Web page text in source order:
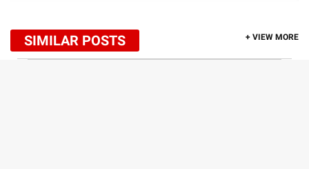
SIMILAR POSTS + VIEW MORE